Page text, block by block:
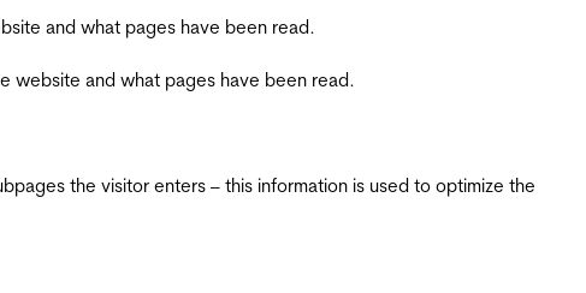
and what pages have been read.
website and what pages have been read.
the visitor enters – this information is used to optimize the